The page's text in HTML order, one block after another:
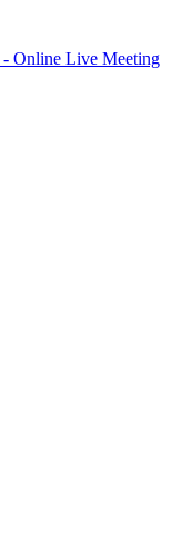
- Online Live Meeting